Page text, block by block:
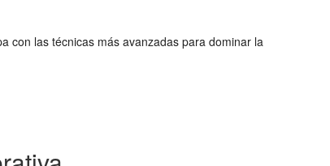
con las técnicas más avanzadas para dominar la